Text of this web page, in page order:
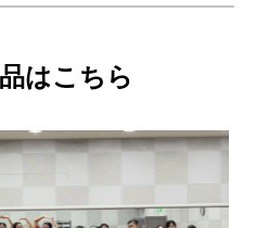
はこちら